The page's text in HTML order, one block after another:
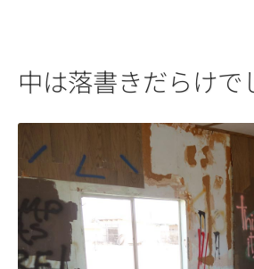
中は落書きだらけで